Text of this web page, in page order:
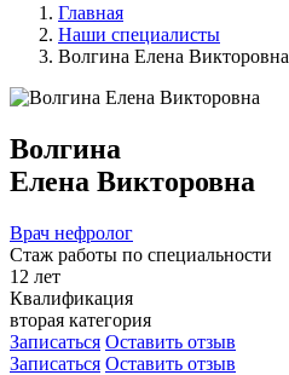
Главная
Наши специалисты
Волгина Елена Викторовна
Волгина
Елена Викторовна
Врач нефролог
Стаж работы по специальности
12 лет
Квалификация
вторая категория
Записаться Оставить отзыв
Записаться Оставить отзыв